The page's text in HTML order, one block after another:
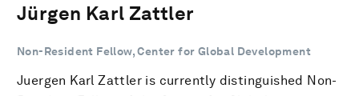
Jürgen Karl Zattler
Non-Resident Fellow, Center for Global Development
Juergen Karl Zattler is currently distinguished Non-